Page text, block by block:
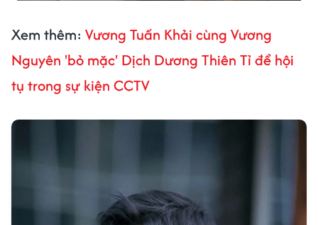
Xem thêm: Vương Tuấn Khải cùng Vương
Nguyên 'bỏ mặc' Dịch Dương Thiên Tỉ để hội
tụ trong sự kiện CCTV